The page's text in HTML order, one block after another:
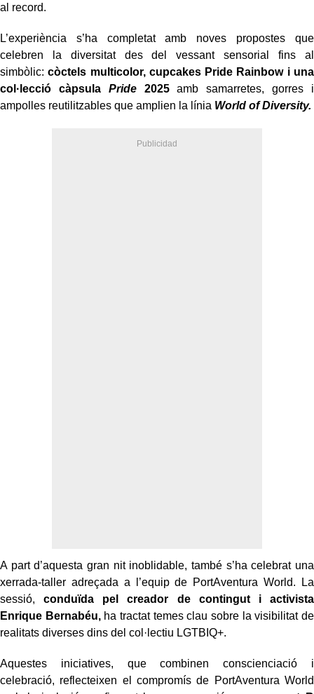
al record.
L’experiència s’ha completat amb noves propostes que
celebren la diversitat des del vessant sensorial fins al
simbòlic:còctels multicolor, cupcakes Pride Rainbow i una
col·lecció càpsula Pride 2025amb samarretes, gorres i
ampolles reutilitzables que amplien la línia World of Diversity.
A part d’aquesta gran nit inoblidable, també s’ha celebrat una
xerrada-taller adreçada a l’equip de PortAventura World. La
sessió,conduïda pel creador de contingut i activista
Enrique Bernabéu,ha tractat temes clau sobre la visibilitat de
realitats diverses dins del col·lectiu LGTBIQ+.
Aquestes iniciatives, que combinen conscienciació i
celebració, reflecteixen el compromís de PortAventura World